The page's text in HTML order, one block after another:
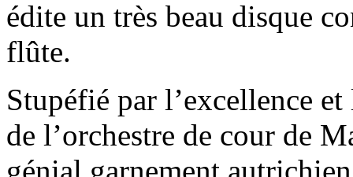
édite un très beau disque
flûte.
Stupéfié par l’excellence
de l’orchestre de cour de